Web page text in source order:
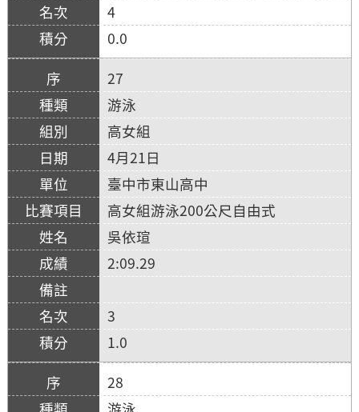
4
0.0
27
游泳
高女組
4月21日
臺中市東山高中
高女組游泳200公尺自由式
吳依瑄
2:09.29
3
1.0
28
游泳